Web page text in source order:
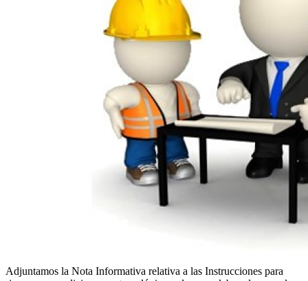
Adjuntamos la Nota Informativa relativa a las Instrucciones para